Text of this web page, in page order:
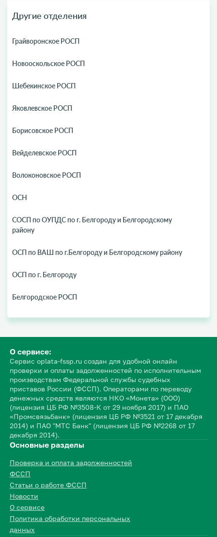
Другие отделения
Грайворонское РОСП
Новооскольское РОСП
Шебекинское РОСП
Яковлевское РОСП
Борисовское РОСП
Вейделевское РОСП
Волоконовское РОСП
ОСН
СОСП по ОУПДС по г. Белгороду и Белгородскому
району
ОСП по ВАШ по г.Белгороду и Белгородскому району
ОСП по г. Белгороду
Белгородское РОСП
О сервисе:
Сервис oplata-fssp.ru создан для удобной онлайн
проверки и оплаты задолженностей по исполнительным
производствам Федеральной службы судебных
приставов России (ФССП). Операторами по переводу
денежных средств являются НКО «Монета» (ООО)
(лицензия ЦБ РФ №3508-К от 29 ноября 2017) и ПАО
«Промсвязьбанк» (лицензия ЦБ РФ №3521 от 17 декабря
2014) и ПАО "МТС Банк" (лицензия ЦБ РФ №2268 от 17
декабря 2014).
Основные разделы
Проверка и оплата задолженностей
ФССП
Статьи о работе ФССП
Новости
О сервисе
Политика обработки персональных
данных